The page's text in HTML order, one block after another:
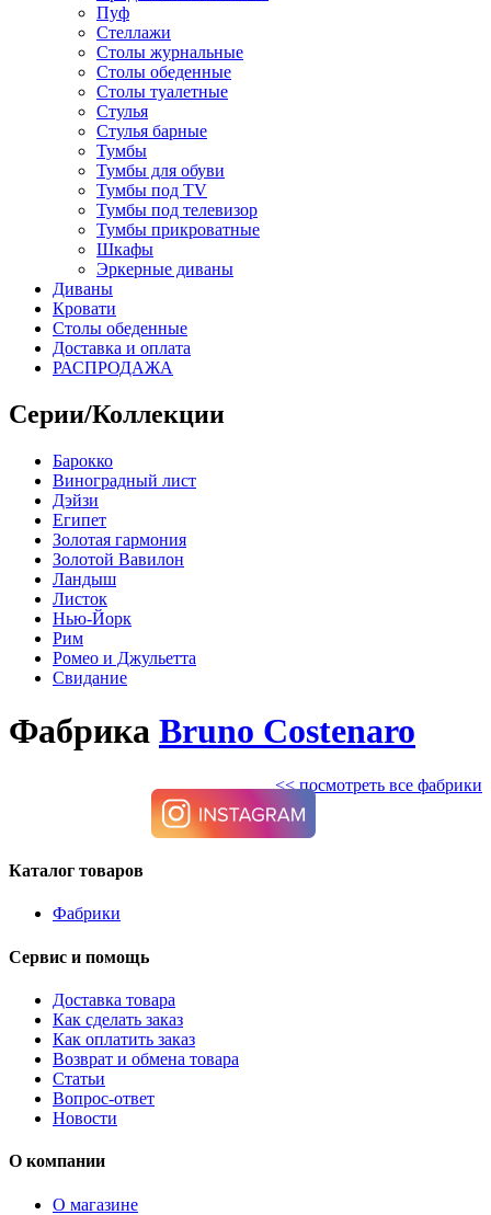
Пуф
Стеллажи
Столы журнальные
Столы обеденные
Столы туалетные
Стулья
Стулья барные
Тумбы
Тумбы для обуви
Тумбы под TV
Тумбы под телевизор
Тумбы прикроватные
Шкафы
Эркерные диваны
Диваны
Кровати
Столы обеденные
Доставка и оплата
РАСПРОДАЖА
Серии/Коллекции
Барокко
Виноградный лист
Дэйзи
Египет
Золотая гармония
Золотой Вавилон
Ландыш
Листок
Нью-Йорк
Рим
Ромео и Джульетта
Свидание
Фабрика Bruno Costenaro
<< посмотреть все фабрики
Каталог товаров
Фабрики
Сервис и помощь
Доставка товара
Как сделать заказ
Как оплатить заказ
Возврат и обмена товара
Статьи
Вопрос-ответ
Новости
О компании
О магазине